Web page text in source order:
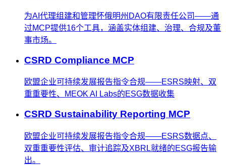
为AI代理组建和管理怀俄明州DAO有限责任公司——通
过MCP提供16个工具，涵盖实体组建、治理、合规及董
事市场。
CSRD Compliance MCP
欧盟企业可持续发展报告指令合规——ESRS映射、双
重重要性、MEOK AI Labs的ESG数据收集
CSRD Sustainability Reporting MCP
欧盟企业可持续发展报告指令合规——ESRS数据点、
双重重要性评估、审计追踪及XBRL就绪的ESG报告输
出。